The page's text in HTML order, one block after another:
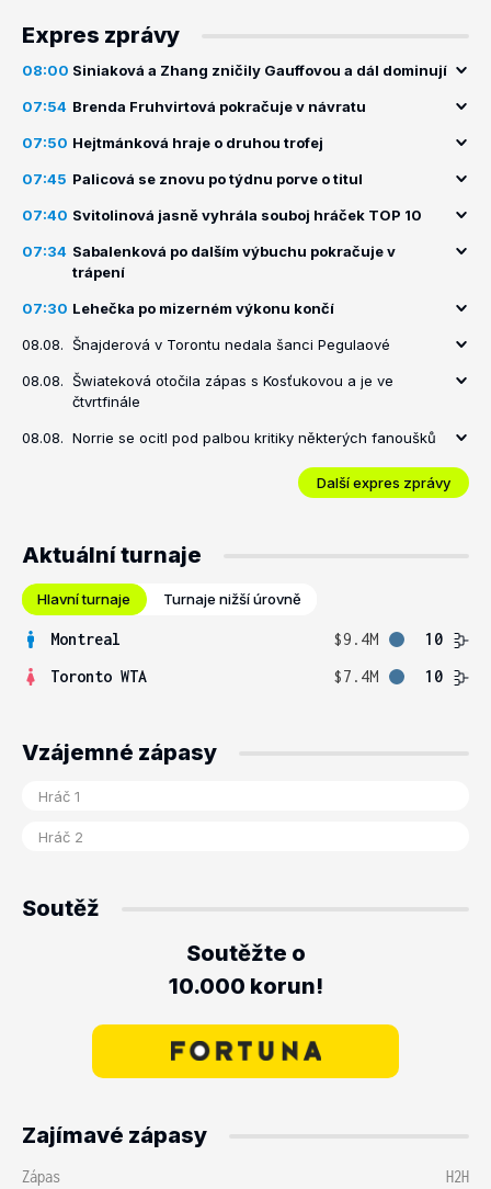
Expres zprávy
08:00 Siniaková a Zhang zničily Gauffovou a dál dominují
07:54 Brenda Fruhvirtová pokračuje v návratu
07:50 Hejtmánková hraje o druhou trofej
07:45 Palicová se znovu po týdnu porve o titul
07:40 Svitolinová jasně vyhrála souboj hráček TOP 10
07:34 Sabalenková po dalším výbuchu pokračuje v
trápení
07:30 Lehečka po mizerném výkonu končí
08.08. Šnajderová v Torontu nedala šanci Pegulaové
08.08. Šwiateková otočila zápas s Kosťukovou a je ve
čtvrtfinále
08.08. Norrie se ocitl pod palbou kritiky některých fanoušků
Další expres zprávy
Aktuální turnaje
Hlavní turnaje Turnaje nižší úrovně
Montreal $9.4M
10
Toronto WTA
$7.4M 10
Vzájemné zápasy
Soutěž
Soutěžte o
10.000 korun!
Zajímavé zápasy
Zápas
H2H